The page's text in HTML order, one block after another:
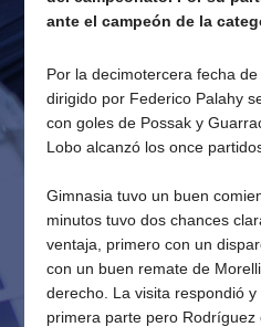
ante el campeón de la
Por la decimotercera fecha
dirigido por Federico Palahy
con goles de Possak y
Lobo alcanzó los once
Gimnasia tuvo un buen
minutos tuvo dos chances
ventaja, primero con un
con un buen remate de
derecho. La visita respondió
primera parte pero Rodríguez